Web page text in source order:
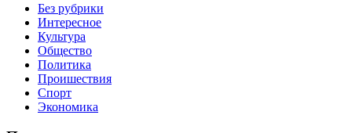
Без рубрики
Интересное
Культура
Общество
Политика
Проишествия
Спорт
Экономика